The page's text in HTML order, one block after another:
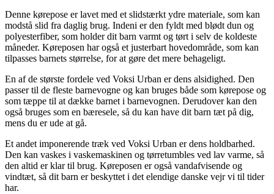
Denne kørepose er lavet med et slidstærkt ydre materiale, som kan
modstå slid fra daglig brug. Indeni er den fyldt med blødt dun og
polyesterfiber, som holder dit barn varmt og tørt i selv de koldeste
måneder. Køreposen har også et justerbart hovedområde, som kan
tilpasses barnets størrelse, for at gøre det mere behageligt.
En af de største fordele ved Voksi Urban er dens alsidighed. Den
passer til de fleste barnevogne og kan bruges både som kørepose og
som tæppe til at dække barnet i barnevognen. Derudover kan den
også bruges som en bæresele, så du kan have dit barn tæt på dig,
mens du er ude at gå.
Et andet imponerende træk ved Voksi Urban er dens holdbarhed.
Den kan vaskes i vaskemaskinen og tørretumbles ved lav varme, så
den altid er klar til brug. Køreposen er også vandafvisende og
vindtæt, så dit barn er beskyttet i det elendige danske vejr vi til tider
har.